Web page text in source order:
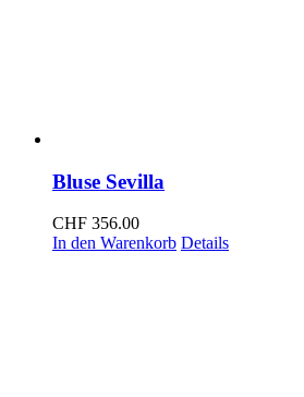
Bluse Sevilla
CHF 356.00
In den Warenkorb Details